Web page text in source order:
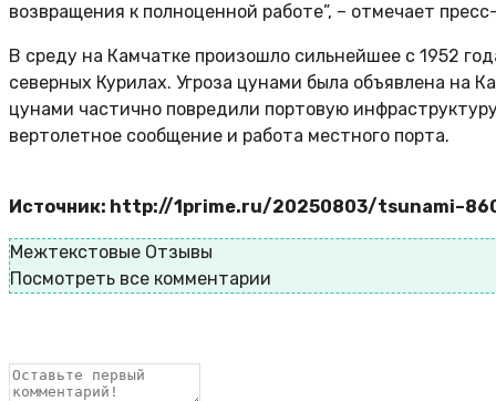
возвращения к полноценной работе”, – отмечает
В среду на Камчатке произошло сильнейшее с 1952
северных Курилах. Угроза цунами была объявлена на
цунами частично повредили портовую
вертолетное сообщение и работа местного порта.
Источник: http://1prime.ru/20250803/
Межтекстовые Отзывы
Посмотреть все комментарии